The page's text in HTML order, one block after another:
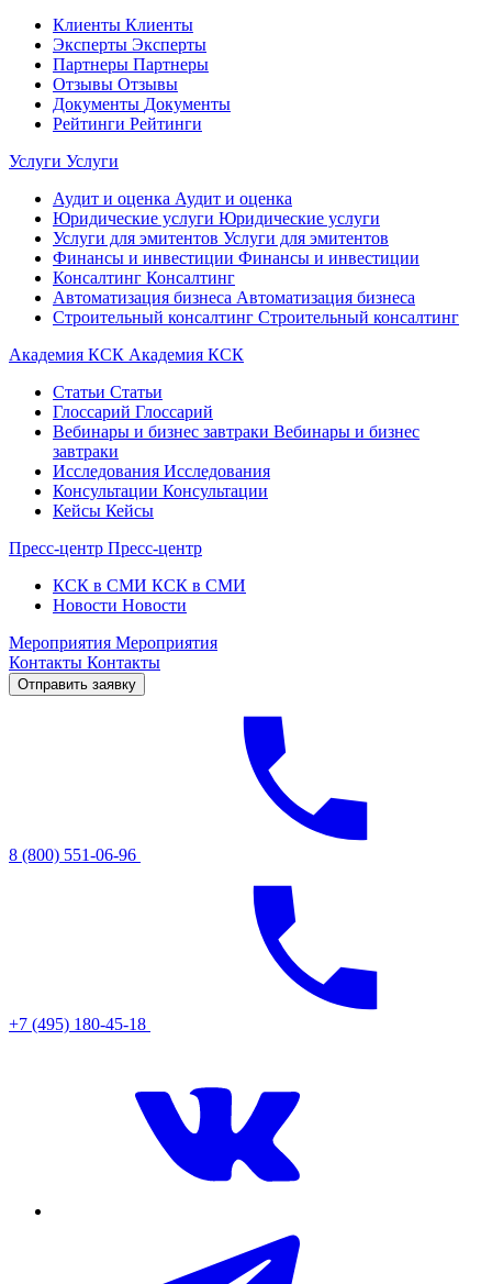
Клиенты Клиенты
Эксперты Эксперты
Партнеры Партнеры
Отзывы Отзывы
Документы Документы
Рейтинги Рейтинги
Услуги Услуги
Аудит и оценка Аудит и оценка
Юридические услуги Юридические услуги
Услуги для эмитентов Услуги для эмитентов
Финансы и инвестиции Финансы и инвестиции
Консалтинг Консалтинг
Автоматизация бизнеса Автоматизация бизнеса
Строительный консалтинг Строительный консалтинг
Академия КСК Академия КСК
Статьи Статьи
Глоссарий Глоссарий
Вебинары и бизнес завтраки Вебинары и бизнес
завтраки
Исследования Исследования
Консультации Консультации
Кейсы Кейсы
Пресс-центр Пресс-центр
КСК в СМИ КСК в СМИ
Новости Новости
Мероприятия Мероприятия
Контакты Контакты
Отправить заявку
8 (800) 551-06-96
+7 (495) 180-45-18